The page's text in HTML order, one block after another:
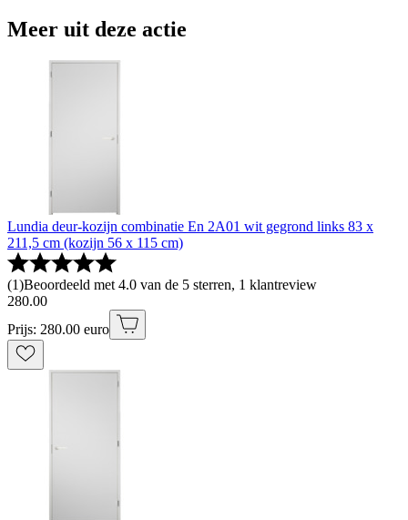
Meer uit deze actie
Lundia deur-kozijn combinatie En 2A01 wit gegrond links 83 x
211,5 cm (kozijn 56 x 115 cm)
(1)Beoordeeld met 4.0 van de 5 sterren, 1 klantreview
280.00
Prijs: 280.00 euro